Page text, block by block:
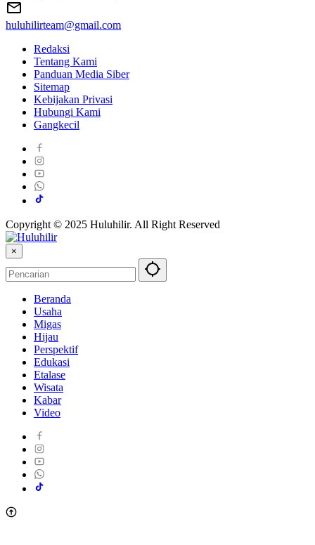
huluhilirteam@gmail.com
Redaksi
Tentang Kami
Panduan Media Siber
Sitemap
Kebijakan Privasi
Hubungi Kami
Gangkecil
Copyright © 2025 Huluhilir. All Right Reserved
×
Beranda
Usaha
Migas
Hijau
Perspektif
Edukasi
Etalase
Wisata
Kabar
Video